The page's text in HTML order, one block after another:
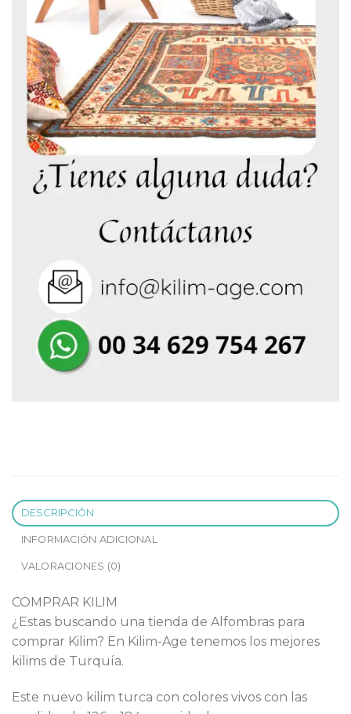
DESCRIPCIÓN
INFORMACIÓN ADICIONAL
VALORACIONES (0)
COMPRAR KILIM
¿Estas buscando una tienda de Alfombras para
comprar Kilim? En Kilim-Age tenemos los mejores
kilims de Turquía.
Este nuevo kilim turca con colores vivos con las